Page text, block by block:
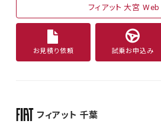
フィアット 大宮
お見積り依頼 試乗お申込み
フィアット 千葉